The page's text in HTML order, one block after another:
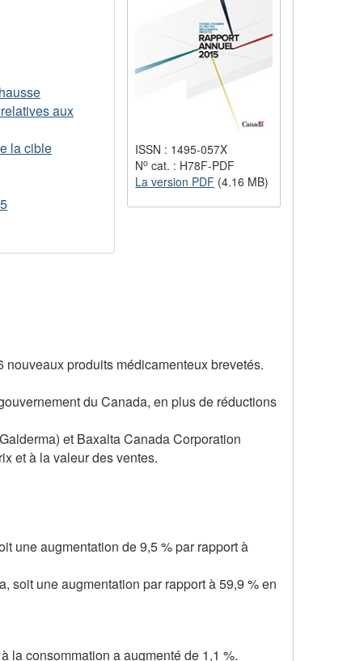
ISSN : 1495-057X
No cat. : H78F-PDF
La version PDF (4.16 MB)
aux
la cible
nouveaux produits médicamenteux brevetés.
du Canada, en plus de réductions
et Baxalta Canada Corporation
et à la valeur des ventes.
une augmentation de 9,5 % par rapport à
soit une augmentation par rapport à 59,9 % en
la consommation a augmenté de 1,1 %.